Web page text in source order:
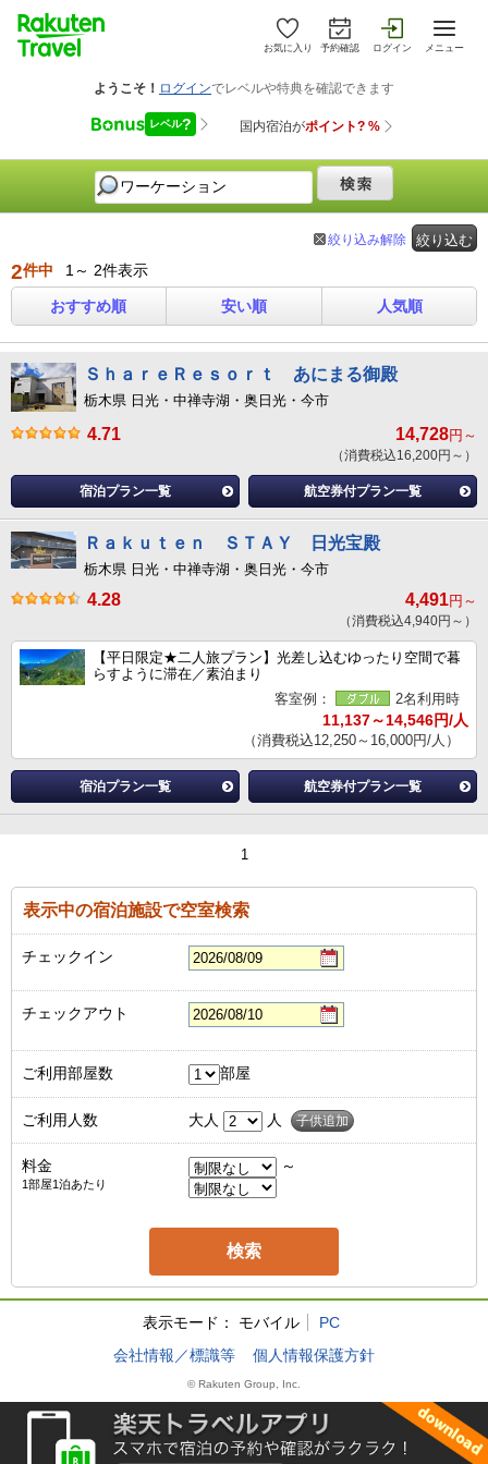
お気に入り 予約確認 ログイン メニュー
絞り込む
絞り込み解除
2件中 1～ 2件表示
おすすめ順 安い順 人気順
ＳｈａｒｅＲｅｓｏｒｔ あにまる御殿
栃木県 日光・中禅寺湖・奥日光・今市
4.71 14,728円～
（消費税込16,200円～）
宿泊プラン一覧 航空券付プラン一覧
Ｒａｋｕｔｅｎ ＳＴＡＹ 日光宝殿
栃木県 日光・中禅寺湖・奥日光・今市
4.28 4,491円～
（消費税込4,940円～）
【平日限定★二人旅プラン】光差し込むゆったり空間で暮
らすように滞在／素泊まり
客室例：
2名利用時
11,137～14,546円/人
（消費税込12,250～16,000円/人）
宿泊プラン一覧 航空券付プラン一覧
1
表示中の宿泊施設で空室検索
チェックイン
チェックアウト
ご利用部屋数 部屋
ご利用人数 大人 人 子供追加
料金
1部屋1泊あたり
～
表示モード： モバイル
PC
会社情報／標識等
個人情報保護方針
© Rakuten Group, Inc.